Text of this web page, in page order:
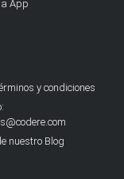
App
y condiciones
nuestro Blog